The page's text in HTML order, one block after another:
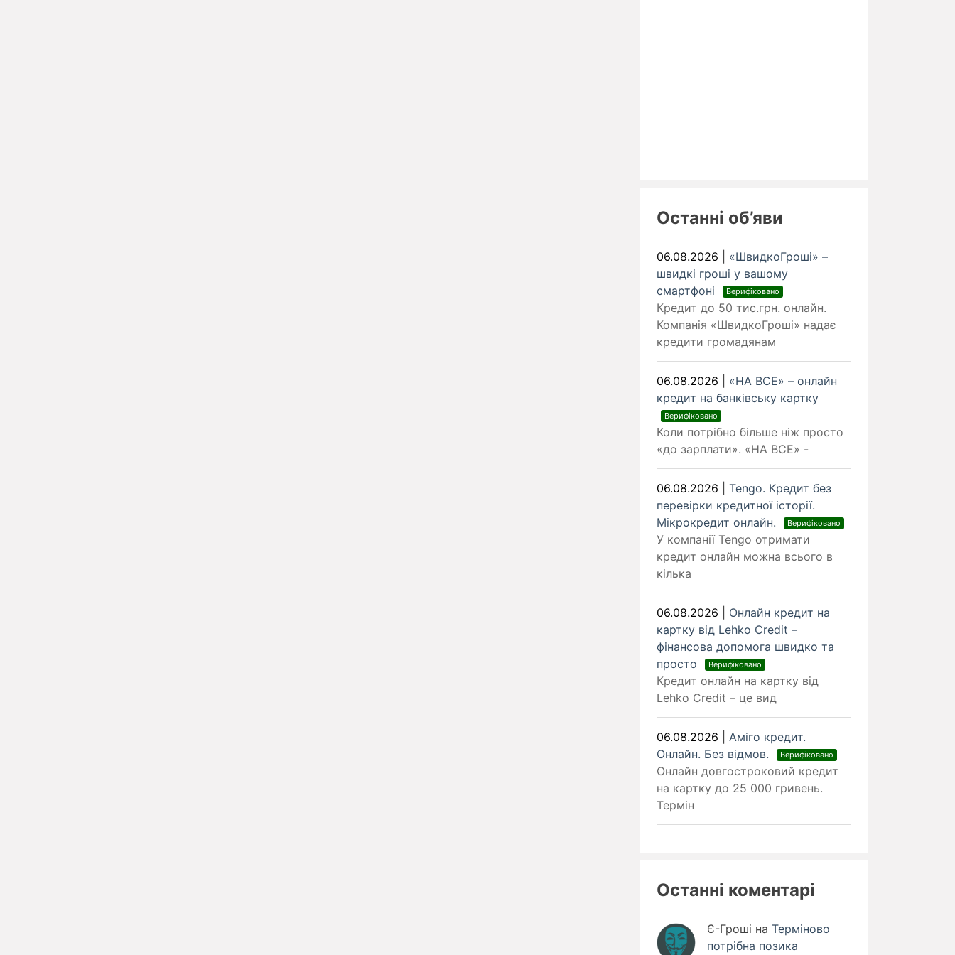
Останні об’яви
06.08.2026
«ШвидкоГроші» –
швидкі гроші у вашому
смартфоні
Верифіковано
Кредит до 50 тис.грн. онлайн.
Компанія «ШвидкоГроші» надає
кредити громадянам
06.08.2026
«НА ВСЕ» – онлайн
кредит на банківську картку
Верифіковано
Коли потрібно більше ніж просто
«до зарплати». «НА ВСЕ» -
06.08.2026
Tengo. Кредит без
перевірки кредитної історії.
Мікрокредит онлайн.
Верифіковано
У компанії Tengo отримати
кредит онлайн можна всього в
кілька
06.08.2026
Онлайн кредит на
картку від Lehko Сredit –
фінансова допомога швидко та
просто
Верифіковано
Кредит онлайн на картку від
Lehko Credit – це вид
06.08.2026
Аміго кредит.
Онлайн. Без відмов.
Верифіковано
Онлайн довгостроковий кредит
на картку до 25 000 гривень.
Термін
Останні коментарі
Є-Гроші на Терміново
потрібна позика